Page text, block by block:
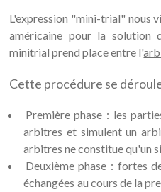
L'expression "mini-trial" nous
américaine pour la solution
minitrial prend place entre l'
Cette procédure se
Première phase : les
arbitres et simulent un
arbitres ne constitue qu'un
Deuxième phase : fortes
échangées au cours de la